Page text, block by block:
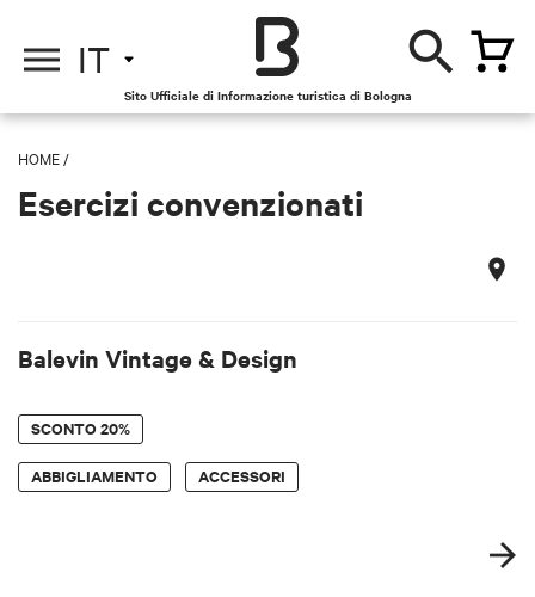
IT
Sito Ufficiale di Informazione turistica di Bologna
HOME /
Esercizi convenzionati
Balevin Vintage & Design
SCONTO20%
ABBIGLIAMENTO ACCESSORI